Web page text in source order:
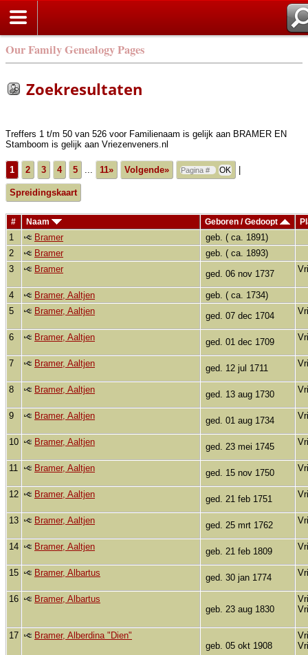
Our Family Genealogy Pages
Zoekresultaten
Treffers 1 t/m 50 van 526 voor Familienaam is gelijk aan BRAMER EN
Stamboom is gelijk aan Vriezenveners.nl
1 2 3 4 5 ... 11» Volgende»
Spreidingskaart
# Naam Geboren / Gedoopt
1 Bramer
geb. ( ca. 1891)
2
Bramer
geb. ( ca. 1893)
3
Bramer ged. 06 nov 1737
4 Bramer, Aaltjen
geb. ( ca. 1734)
5
Bramer, Aaltjen ged. 07 dec 1704
6 Bramer, Aaltjen ged. 01 dec 1709
7 Bramer, Aaltjen ged. 12 jul 1711
8 Bramer, Aaltjen ged. 13 aug 1730
9 Bramer, Aaltjen ged. 01 aug 1734
10 Bramer, Aaltjen ged. 23 mei 1745
11 Bramer, Aaltjen ged. 15 nov 1750
12 Bramer, Aaltjen ged. 21 feb 1751
13 Bramer, Aaltjen ged. 25 mrt 1762
14 Bramer, Aaltjen geb. 21 feb 1809
15 Bramer, Albartus ged. 30 jan 1774
16
Bramer, Albartus
geb. 23 aug 1830
17
Bramer, Alberdina "Dien"
geb. 05 okt 1908